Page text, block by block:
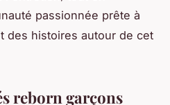
passionnée prête à
des histoires autour de cet
reborn garçons